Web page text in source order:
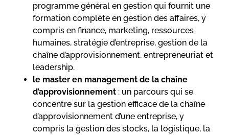
programme général en gestion qui fournit une
formation complète en gestion des affaires, y
compris en finance, marketing, ressources
humaines, stratégie d’entreprise, gestion de la
chaîne d’approvisionnement, entrepreneuriat et
leadership.
le master en management de la chaîne
d’approvisionnement : un parcours qui se
concentre sur la gestion efficace de la chaîne
d’approvisionnement d’une entreprise, y
compris la gestion des stocks, la logistique, la